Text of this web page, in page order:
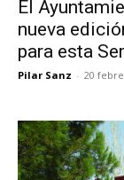
El
nueva
para esta
Pilar Sanz - 20